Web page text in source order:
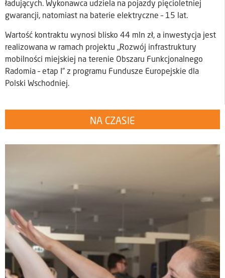
ładujących. Wykonawca udziela na pojazdy pięcioletniej
gwarancji, natomiast na baterie elektryczne – 15 lat.
Wartość kontraktu wynosi blisko 44 mln zł, a inwestycja jest
realizowana w ramach projektu „Rozwój infrastruktury
mobilności miejskiej na terenie Obszaru Funkcjonalnego
Radomia – etap I” z programu Fundusze Europejskie dla
Polski Wschodniej.
NA CZASIE